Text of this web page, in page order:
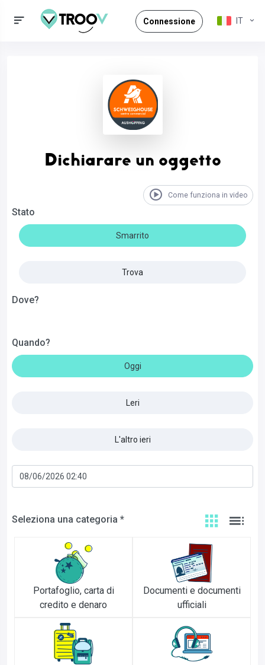
Connessione IT
Dichiarare un oggetto
Come funziona in video
Stato
Smarrito
Trova
Dove?
Quando?
Oggi
Leri
L'altro ieri
Seleziona una categoria *
Portafoglio, carta di
credito e denaro
Documenti e documenti
ufficiali